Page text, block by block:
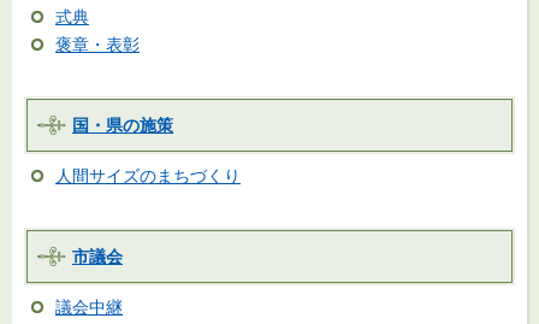
式典
褒章・表彰
国・県の施策
人間サイズのまちづくり
市議会
議会中継